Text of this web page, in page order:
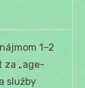
1–2
za „age-
služby